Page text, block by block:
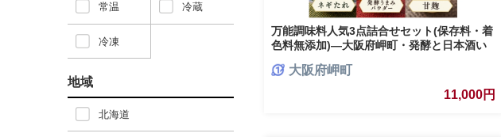
常温 冷蔵
冷凍
地域
北海道
万能調味料人気3点詰合せセット(保存料・着
色料無添加)―大阪府岬町・発酵と日本酒い
大阪府岬町
11,000円